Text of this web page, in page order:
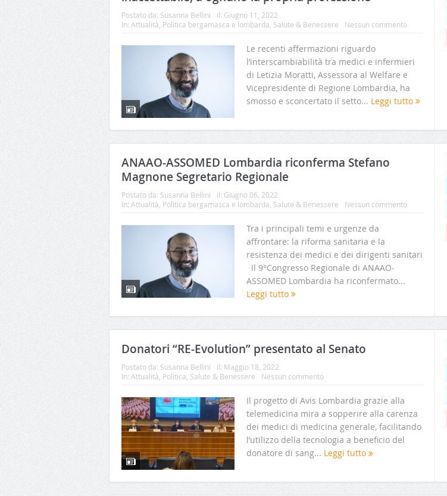
Postato da: Susanna Bellini il: Giugno 11, 2022
In: Attualità Politica bergamasca e lombarda Salute & Benessere Nessun commento
Le recenti affermazioni riguardo
l’interscambiabilità tra medici e infermieri
di Letizia Moratti, Assessora al Welfare e
Vicepresidente di Regione Lombardia, ha
smosso e sconcertato il setto... Leggi tutto
ANAAO-ASSOMED Lombardia riconferma Stefano
Magnone Segretario Regionale
Postato da: Susanna Bellini il: Giugno 06, 2022
In: Attualità Politica bergamasca e lombarda Salute & Benessere Nessun commento
Tra i principali temi e urgenze da
affrontare: la riforma sanitaria e la
resistenza dei medici e dei dirigenti sanitari
Il 9°Congresso Regionale di ANAAO-
ASSOMED Lombardia ha riconfermato...
Leggi tutto
Donatori “RE-Evolution” presentato al Senato
Postato da: Susanna Bellini il: Maggio 18, 2022
In: Attualità, Politica, Salute & Benessere Nessun commento
Il progetto di Avis Lombardia grazie alla
telemedicina mira a sopperire alla carenza
dei medici di medicina generale, facilitando
l’utilizzo della tecnologia a beneficio del
donatore di sang... Leggi tutto